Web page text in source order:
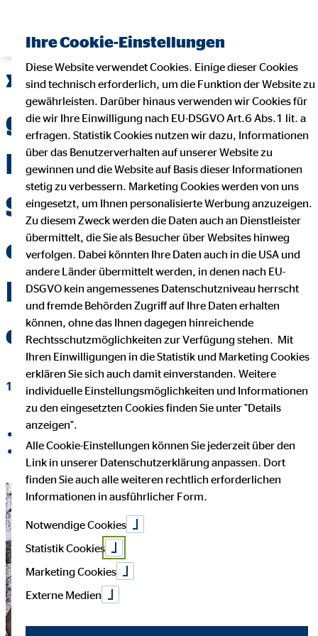
»Mit unserer
gemeinsamen Spende
können wir den
Schützlingen den
einen oder anderen
Freizeitwunsch
erfüllen«
19. Dezember 2022|OVB-Hilfswerk
auf Facebook teilen
auf LinkedIn teilen
Ihre Cookie-Einstellungen
Diese Website verwendet Cookies. Einige dieser Cookies
sind technisch erforderlich, um die Funktion der Website zu
gewährleisten. Darüber hinaus verwenden wir Cookies für
die wir Ihre Einwilligung nach EU-DSGVO Art.6 Abs.1 lit. a
erfragen. Statistik Cookies nutzen wir dazu, Informationen
über das Benutzerverhalten auf unserer Website zu
gewinnen und die Website auf Basis dieser Informationen
stetig zu verbessern. Marketing Cookies werden von uns
eingesetzt, um Ihnen personalisierte Werbung anzuzeigen.
Zu diesem Zweck werden die Daten auch an Dienstleister
übermittelt, die Sie als Besucher über Websites hinweg
verfolgen. Dabei könnten Ihre Daten auch in die USA und
andere Länder übermittelt werden, in denen nach EU-
DSGVO kein angemessenes Datenschutzniveau herrscht
und fremde Behörden Zugriff auf Ihre Daten erhalten
können, ohne das Ihnen dagegen hinreichende
Rechtsschutzmöglichkeiten zur Verfügung stehen. Mit
Ihren Einwilligungen in die Statistik und Marketing Cookies
erklären Sie sich auch damit einverstanden. Weitere
individuelle Einstellungsmöglichkeiten und Informationen
zu den eingesetzten Cookies finden Sie unter "Details
anzeigen".
Alle Cookie-Einstellungen können Sie jederzeit über den
Link in unserer Datenschutzerklärung anpassen. Dort
finden Sie auch alle weiteren rechtlich erforderlichen
Informationen in ausführlicher Form.
Notwendige Cookies
Statistik Cookies
Marketing Cookies
Externe Medien